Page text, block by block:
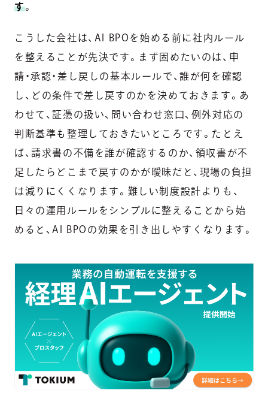
す。
こうした会社は、AI BPOを始める前に社内ルール
を整えることが先決です。まず固めたいのは、申
請・承認・差し戻しの基本ルールで、誰が何を確認
し、どの条件で差し戻すのかを決めておきます。あ
わせて、証憑の扱い、問い合わせ窓口、例外対応の
判断基準も整理しておきたいところです。たとえ
ば、請求書の不備を誰が確認するのか、領収書が不
足したらどこまで戻すのかが曖昧だと、現場の負担
は減りにくくなります。難しい制度設計よりも、
日々の運用ルールをシンプルに整えることから始
めると、AI BPOの効果を引き出しやすくなります。